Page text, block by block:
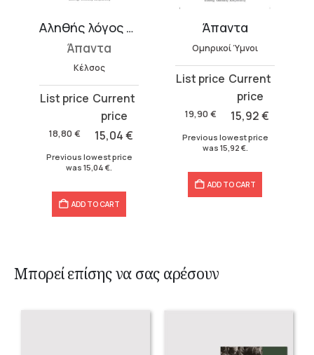
Άπαντα
Ομηρικοί Ύμνοι
price
19,90 €.
15,92€
price
15,92 €.
Previous lowest price
Άπαντα 1
Ορφικά
18,80€
price
was:
18,80 €.
15,04€
price
is:
15,04 €.
Μπορεί επίσης να σας αρέσουν